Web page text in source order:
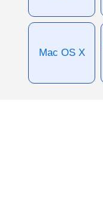
Mac OS X